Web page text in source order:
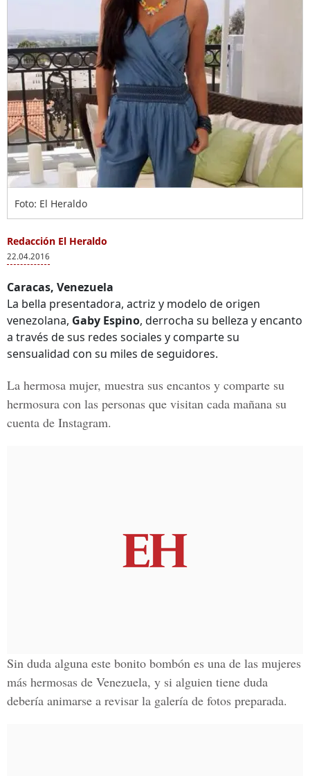
Foto: El Heraldo
Redacción El Heraldo
22.04.2016
Caracas, Venezuela
La bella presentadora, actriz y modelo de origen
venezolana, Gaby Espino, derrocha su belleza y encanto
a través de sus redes sociales y comparte su
sensualidad con su miles de seguidores.
La hermosa mujer, muestra sus encantos y comparte su
hermosura con las personas que visitan cada mañana su
cuenta de Instagram.
Sin duda alguna este bonito bombón es una de las mujeres
más hermosas de Venezuela, y si alguien tiene duda
debería animarse a revisar la galería de fotos preparada.